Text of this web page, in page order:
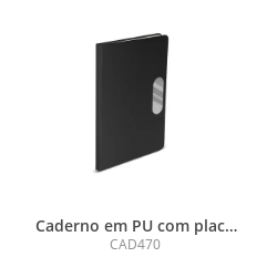
Caderno em PU com placa
em metal
CAD470